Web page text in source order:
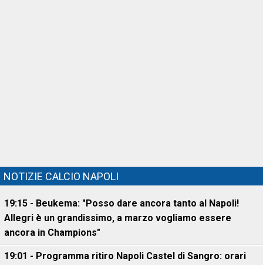
NOTIZIE CALCIO NAPOLI
19:15 - Beukema: "Posso dare ancora tanto al Napoli!
Allegri è un grandissimo, a marzo vogliamo essere
ancora in Champions"
19:01 - Programma ritiro Napoli Castel di Sangro: orari